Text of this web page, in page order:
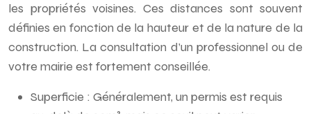
les propriétés voisines. Ces distances sont souvent
définies en fonction de la hauteur et de la nature de la
construction. La consultation d’un professionnel ou de
votre mairie est fortement conseillée.
Superficie : Généralement, un permis est requis